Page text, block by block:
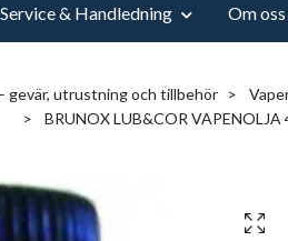
Service & Handledning Om oss
gevär, utrustning och tillbehör
BRUNOX LUB&COR VAPENOLJA